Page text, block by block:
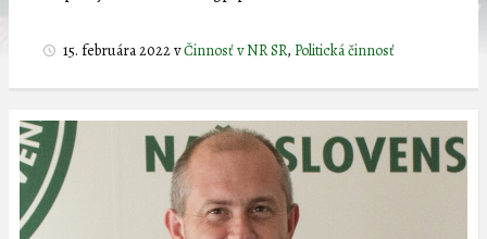
15. februára 2022vČinnosť v NR SR, Politická činnosť